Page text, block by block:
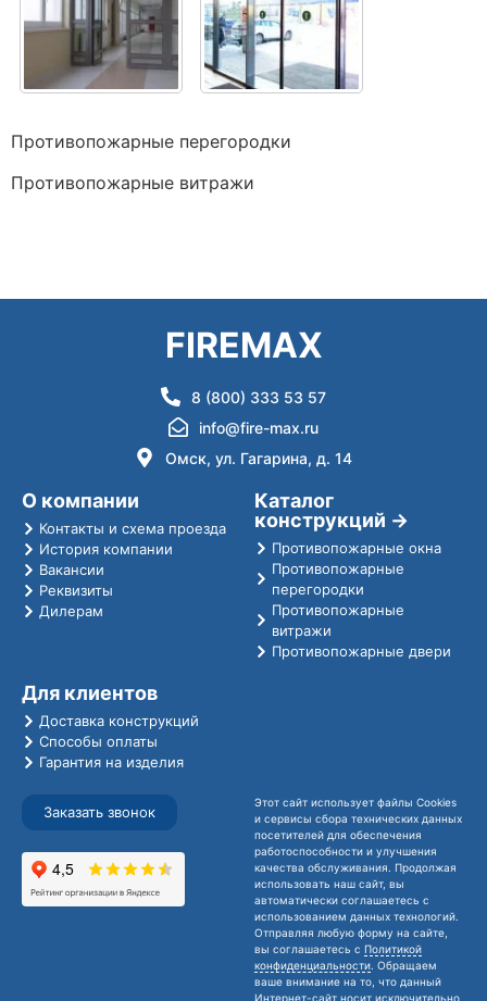
Противопожарные перегородки
Противопожарные витражи
FIREMAX
8 (800) 333 53 57
info@fire-max.ru
Омск, ул. Гагарина, д. 14
О компании
Контакты и схема проезда
История компании
Вакансии
Реквизиты
Дилерам
Каталог
конструкций →
Противопожарные окна
Противопожарные
перегородки
Противопожарные
витражи
Противопожарные двери
Для клиентов
Доставка конструкций
Способы оплаты
Гарантия на изделия
Заказать звонок
Этот сайт использует файлы Cookies
и сервисы сбора технических данных
посетителей для обеспечения
работоспособности и улучшения
качества обслуживания. Продолжая
использовать наш сайт, вы
автоматически соглашаетесь с
использованием данных технологий.
Отправляя любую форму на сайте,
вы соглашаетесь с Политикой
конфиденциальности . Обращаем
ваше внимание на то, что данный
Интернет-сайт носит исключительно